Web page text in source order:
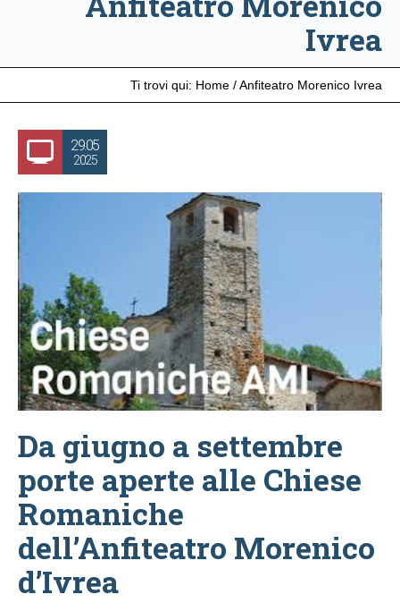
Ivrea
Ti trovi qui: Home /Anfiteatro Morenico Ivrea
29.05
2025
Da giugno a settembre
porte aperte alle Chiese
Romaniche
dell’Anfiteatro Morenico
d’Ivrea